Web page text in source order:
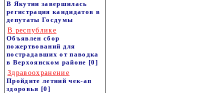
В Якутии завершилась
регистрация кандидатов в
депутаты Госдумы
В республике
Объявлен сбор
пожертвований для
пострадавших от паводка
в Верхоянском районе [0]
Здравоохранение
Пройдите летний чек-ап
здоровья [0]